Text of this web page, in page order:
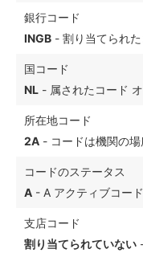
銀行コード
INGB - 割り当てられ
国コード
NL - 属されたコード
所在地コード
2A - コードは機関の
コードのステータス
A - A アクティブコー
支店コード
割り当てられていない